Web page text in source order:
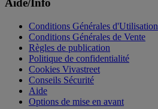
Aide/Info
Conditions Générales d'Utilisation
Conditions Générales de Vente
Règles de publication
Politique de confidentialité
Cookies Vivastreet
Conseils Sécurité
Aide
Options de mise en avant